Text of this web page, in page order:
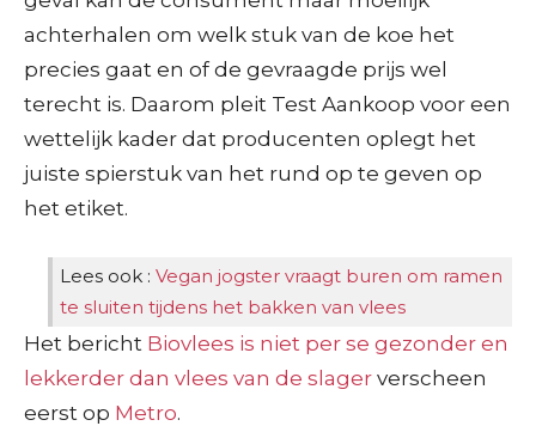
achterhalen om welk stuk van de koe het
precies gaat en of de gevraagde prijs wel
terecht is. Daarom pleit Test Aankoop voor een
wettelijk kader dat producenten oplegt het
juiste spierstuk van het rund op te geven op
het etiket.
Lees ook : Vegan jogster vraagt buren om ramen
te sluiten tijdens het bakken van vlees
Het bericht Biovlees is niet per se gezonder en
lekkerder dan vlees van de slager verscheen
eerst op Metro.